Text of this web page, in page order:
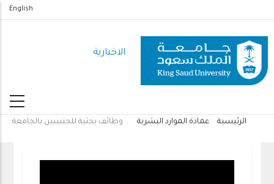
المحتوى
الرئيسي
English
الاخبارية
الرئيسية عمادة الموارد البشرية وظائف بحثية للجنسين بالجامعة